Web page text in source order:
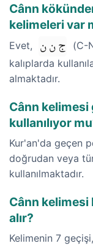
Cânn
kelimeleri var
Evet, ج ن ن
(C-
kalıplarda
almaktadır.
Cânn
kullanılıyor
Kur'an'da geçen
doğrudan veya
kullanılmaktadır.
Cânn
alır?
Kelimenin 7